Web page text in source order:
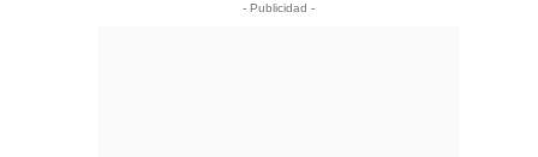
- Publicidad -